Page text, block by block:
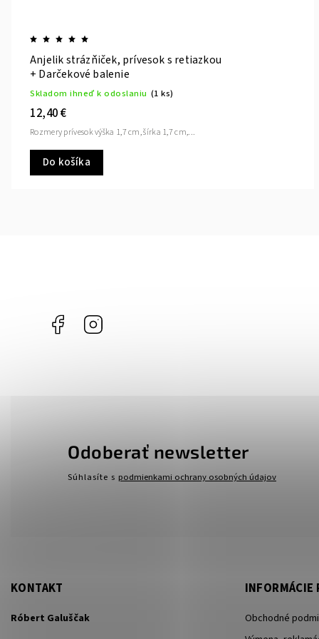
Anjelik strázňiček, prívesok s retiazkou
+ Darčekové balenie
Skladom ihneď k odoslaniu (1 ks)
12,40 €
Do košíka
Rozmery prívesok výška 1,7 cm, šírka 1,7 cm,...
Facebook
Odoberať newsletter
Súhlasíte s podmienkami ochrany osobných údajov
KONTAKT
Róbert Galuščak
INFORMÁCIE
Obchodné